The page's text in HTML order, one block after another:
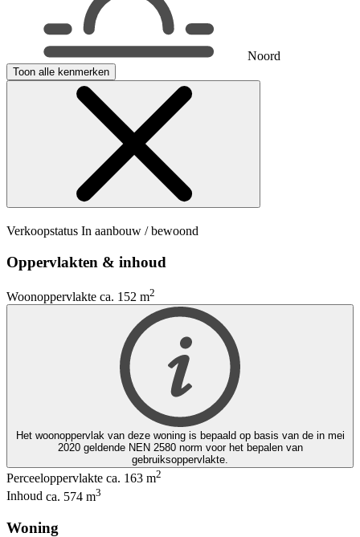
Noord
Toon alle kenmerken
Verkoopstatus In aanbouw / bewoond
Oppervlakten & inhoud
Woonoppervlakte ca. 152 m2
Het woonoppervlak van deze woning is bepaald op basis van de in mei
2020 geldende NEN 2580 norm voor het bepalen van
gebruiksoppervlakte.
Perceeloppervlakte ca. 163 m2
Inhoud ca. 574 m3
Woning